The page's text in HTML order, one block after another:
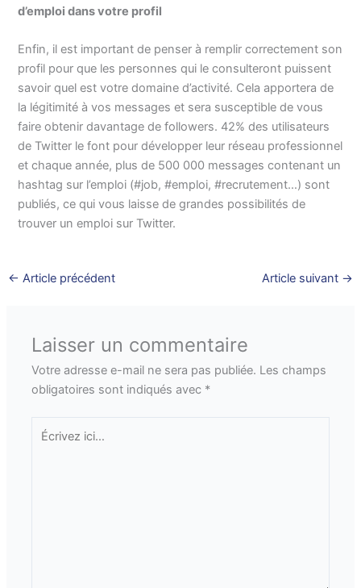
d’emploi dans votre profil
Enfin, il est important de penser à remplir correctement son
profil pour que les personnes qui le consulteront puissent
savoir quel est votre domaine d’activité. Cela apportera de
la légitimité à vos messages et sera susceptible de vous
faire obtenir davantage de followers. 42% des utilisateurs
de Twitter le font pour développer leur réseau professionnel
et chaque année, plus de 500 000 messages contenant un
hashtag sur l’emploi (#job, #emploi, #recrutement…) sont
publiés, ce qui vous laisse de grandes possibilités de
trouver un emploi sur Twitter.
← Article précédent Article suivant →
Laisser un commentaire
Votre adresse e-mail ne sera pas publiée. Les champs
obligatoires sont indiqués avec *
Écrivez
ici…